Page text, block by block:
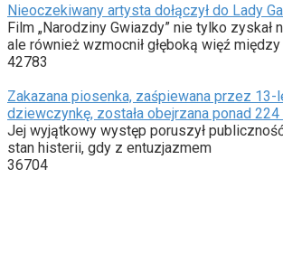
Nieoczekiwany artysta dołączył do Lady
Film „Narodziny Gwiazdy” nie tylko zyskał
ale również wzmocnił głęboką więź między
42783
Zakazana piosenka, zaśpiewana przez 13-
dziewczynkę, została obejrzana ponad 224
Jej wyjątkowy występ poruszył
stan histerii, gdy z entuzjazmem
36704